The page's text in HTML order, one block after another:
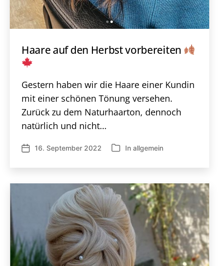
Haare auf den Herbst vorbereiten
Gestern haben wir die Haare einer Kundin
mit einer schönen Tönung versehen.
Zurück zu dem Naturhaarton, dennoch
natürlich und nicht…
Veröffentlichungsdatum
16. September 2022 Kategorien
In allgemein